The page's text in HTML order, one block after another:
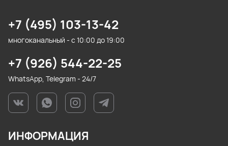
+7 (495) 103-13-42
многоканальный - с 10:00 до 19:00
+7 (926) 544-22-25
WhatsApp, Telegram - 24/7
ИНФОРМАЦИЯ